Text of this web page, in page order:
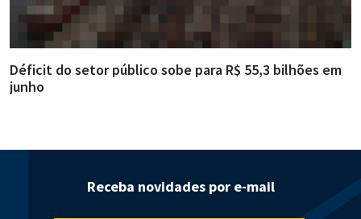
Déficit do setor público sobe para R$ 55,3 bilhões em
junho
Receba novidades por e-mail